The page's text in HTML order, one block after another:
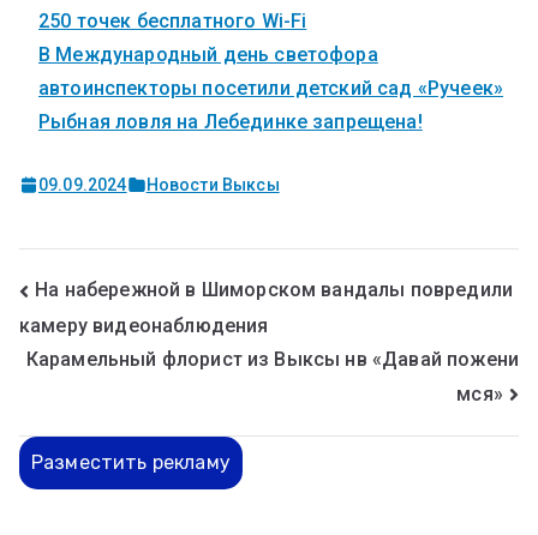
250 точек бесплатного Wi-Fi
В Международный день светофора
автоинспекторы посетили детский сад «Ручеек»
Рыбная ловля на Лебединке запрещена!
09.09.2024 Новости Выксы
На набережной в Шиморском вандалы повредили
камеру видеонаблюдения
Карамельный флорист из Выксы нв «Давай пожени
мся»
Разместить рекламу